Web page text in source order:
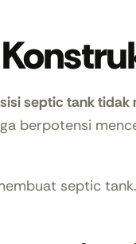
septic tank tidak
berpotensi
septic